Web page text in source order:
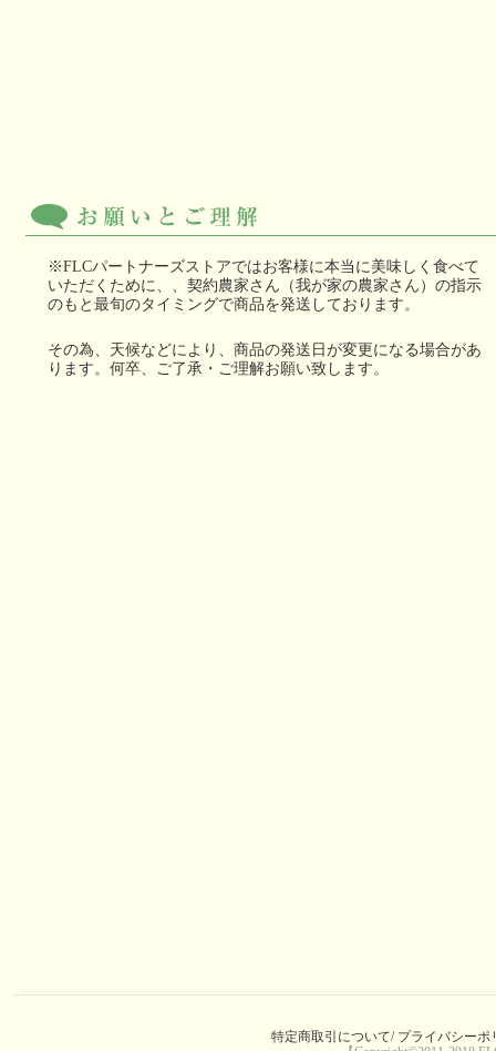
※FLCパートナーズストアではお客様に本当に美味しく食べて
いただくために、、契約農家さん（我が家の農家さん）の指示
のもと最旬のタイミングで商品を発送しております。
その為、天候などにより、商品の発送日が変更になる場合があ
ります。何卒、ご了承・ご理解お願い致します。
特定商取引について/ プライバシーポ